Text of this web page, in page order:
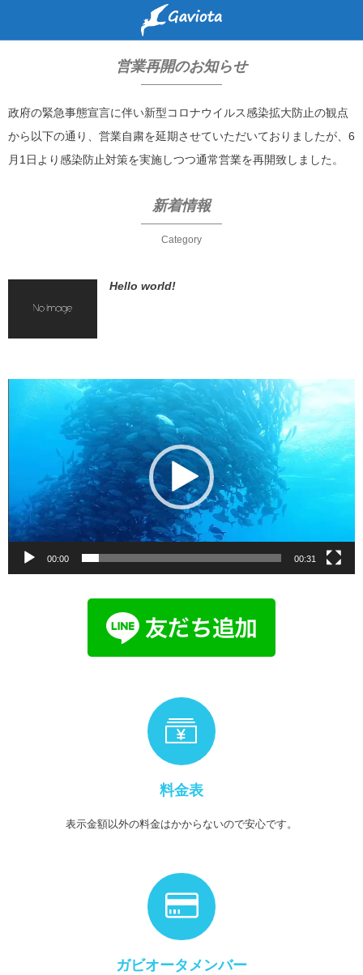
営業再開のお知らせ
政府の緊急事態宣言に伴い新型コロナウイルス感染拡大防止の観点
から以下の通り、営業自粛を延期させていただいておりましたが、6
月1日より感染防止対策を実施しつつ通常営業を再開致しました。
新着情報
Category
Hello world!
00:00 00:31
料金表
表示金額以外の料金はかからないので安心です。
ガビオータメンバー